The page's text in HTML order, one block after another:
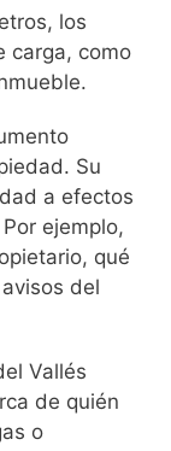
los
carga, como
Su
a efectos
ejemplo,
qué
del
Vallés
de quién
o